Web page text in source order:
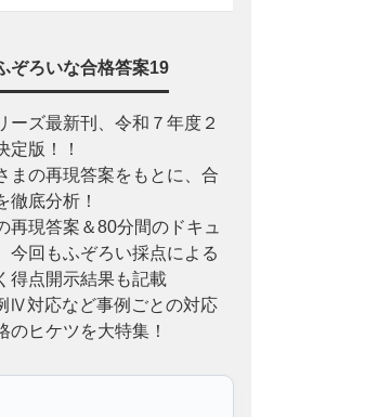
ぞろいな合格答案19
ズ最新刊、令和７年度２
定版！！
まの再現答案をもとに、合
徹底分析！
現答案＆80分間のドキュ
今回もふぞろい採点による
得点開示結果も記載
Ⅳ対応など事例ごとの対応
のヒケツを大特集！